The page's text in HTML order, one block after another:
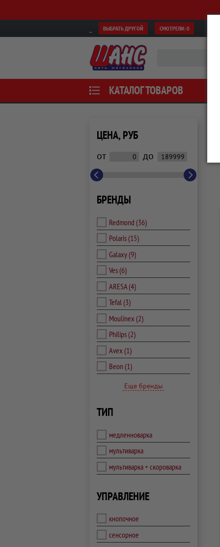
ВЫБРАТЬ ДРУГОЙ СМОТРЕЛИ:0
КАТАЛОГ ТОВАРОВ
ЦЕНА, РУБ
от до
БРЕНДЫ
Redmond (36)
Polaris(15)
Galaxy(9)
Ves(6)
ARESA(4)
Tefal(3)
Moulinex (2)
Philips(2)
Avex (1)
Beon (1)
Еще бренды
ТИП
медленноварка
мультиварка
мультиварка + скороварка
УПРАВЛЕНИЕ
кнопочное
сенсорное